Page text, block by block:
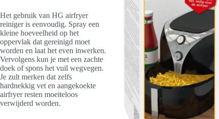
Het gebruik van HG airfryer
reiniger is eenvoudig. Spray een
kleine hoeveelheid op het
oppervlak dat gereinigd moet
worden en laat het even inwerken.
Vervolgens kun je met een zachte
doek of spons het vuil wegvegen.
Je zult merken dat zelfs
hardnekkig vet en aangekoekte
airfryer resten moeiteloos
verwijderd worden.